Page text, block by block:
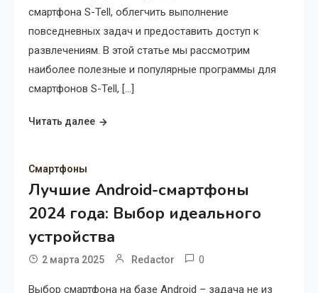
смартфона S-Tell, облегчить выполнение
повседневных задач и предоставить доступ к
развлечениям. В этой статье мы рассмотрим
наиболее полезные и популярные программы для
смартфонов S-Tell, […]
Читать далее
Смартфоны
Лучшие Android-смартфоны
2024 года: Выбор идеального
устройства
2 марта 2025 Redactor 0
Выбор смартфона на базе Android – задача не из